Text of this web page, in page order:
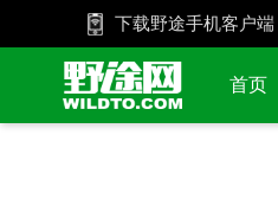
下载野途手机客户端
首页